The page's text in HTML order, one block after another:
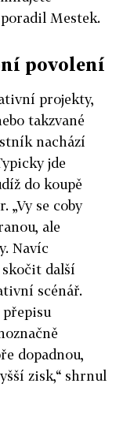
poradil Mestek.
povolení
projekty,
takzvané
nachází
jde
do koupě
„Vy se coby
ale
Navíc
skočit další
scénář.
přepisu
dopadnou,
zisk,“ shrnul